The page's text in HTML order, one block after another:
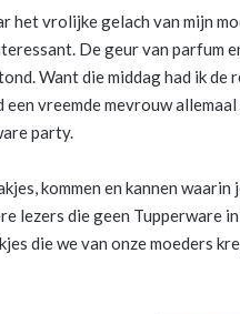
het vrolijke gelach van mijn
De geur van parfum
Want die middag had ik de
vreemde mevrouw
party.
kommen en kannen waarin
lezers die geen Tupperware
die we van onze moeders